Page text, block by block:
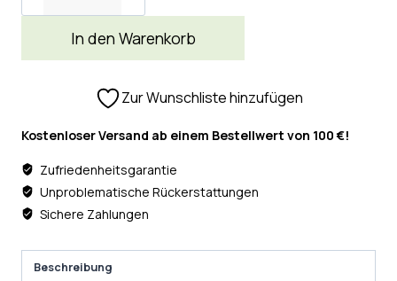
In den Warenkorb
Zur Wunschliste hinzufügen
Kostenloser Versand ab einem Bestellwert von 100 €!
Zufriedenheitsgarantie
Unproblematische Rückerstattungen
Sichere Zahlungen
Beschreibung